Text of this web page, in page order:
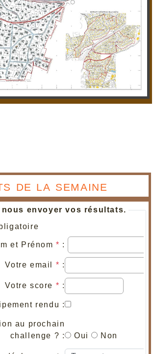
de la semaine
nous envoyer vos résultats.
et Prénom* :
Votre email * :
Votre score * :
rendu :
au prochain
challenge ? :
Oui Non